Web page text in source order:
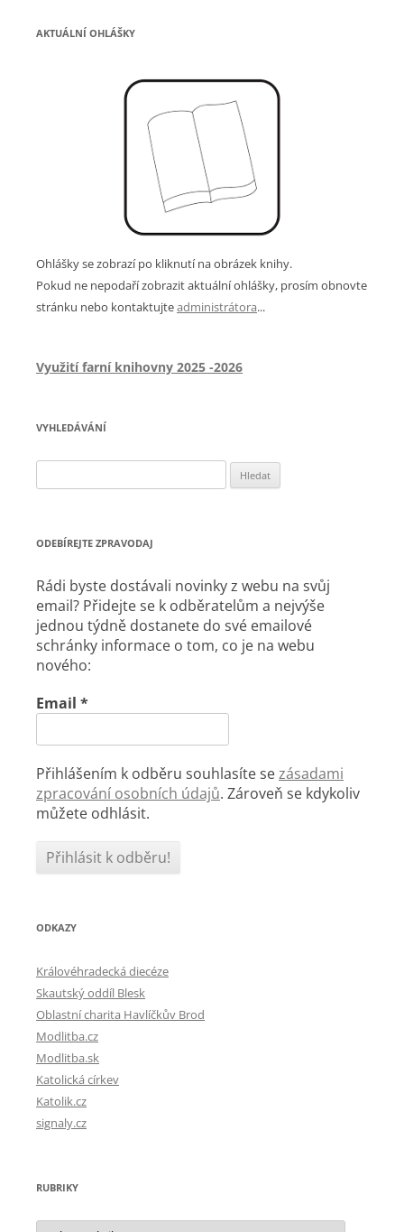
AKTUÁLNÍ OHLÁŠKY
Ohlášky se zobrazí po kliknutí na obrázek knihy.
Pokud ne nepodaří zobrazit aktuální ohlášky, prosím obnovte
stránku nebo kontaktujteadministrátora...
Využití farní knihovny 2025 -2026
VYHLEDÁVÁNÍ
ODEBÍREJTE ZPRAVODAJ
Rádi byste dostávali novinky z webu na svůj
email? Přidejte se k odběratelům a nejvýše
jednou týdně dostanete do své emailové
schránky informace o tom, co je na webu
nového:
Email *
Přihlášením k odběru souhlasíte sezásadami
zpracování osobních údajů. Zároveň se kdykoliv
můžete odhlásit.
ODKAZY
Královéhradecká diecéze
Skautský oddíl Blesk
Oblastní charita Havlíčkův Brod
Modlitba.cz
Modlitba.sk
Katolická církev
Katolik.cz
signaly.cz
RUBRIKY
Rubriky